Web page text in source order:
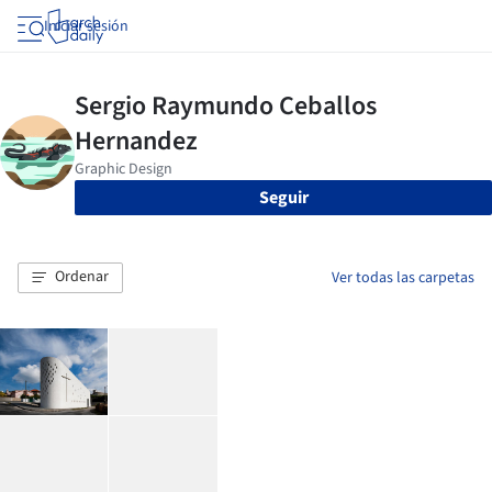
Iniciar sesión
Seguir
Ordenar Ver todas las carpetas